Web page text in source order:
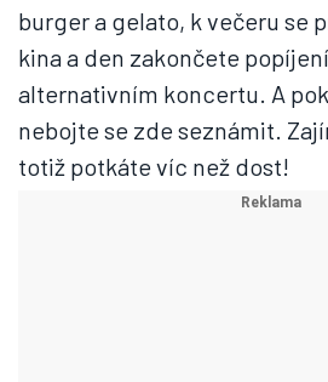
burger a gelato, k večeru se
kina a den zakončete
alternativním koncertu. A
nebojte se zde seznámit.
totiž potkáte víc než dost!